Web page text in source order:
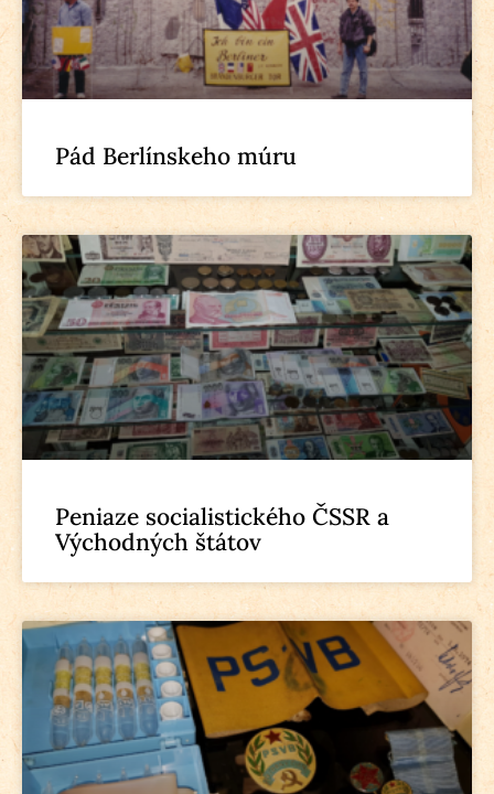
Pád Berlínskeho múru
Peniaze socialistického ČSSR a
Východných štátov